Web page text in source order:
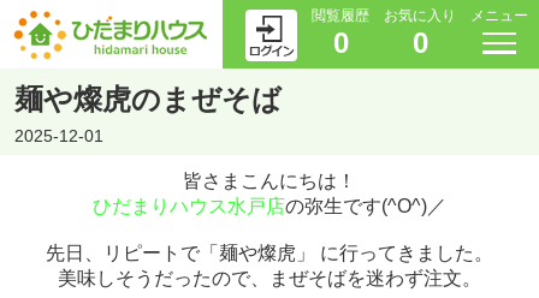
閲覧履歴
0
お気に入り
0
メニュー
麺や燦虎のまぜそば
2025-12-01
皆さまこんにちは！
ひだまりハウス水戸店の弥生です(^O^)／
先日、リピートで「麺や燦虎」 に行ってきました。
美味しそうだったので、まぜそばを迷わず注文。